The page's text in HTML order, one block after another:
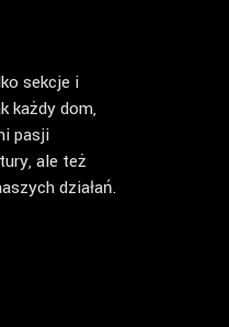
sekcje i
każdy dom,
pasji
ale też
działań.